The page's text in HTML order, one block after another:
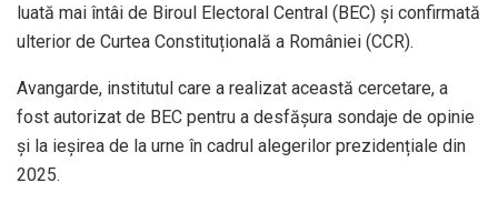
luată mai întâi de Biroul Electoral Central (BEC) și confirmată
ulterior de Curtea Constituțională a României (CCR).
Avangarde, institutul care a realizat această cercetare, a
fost autorizat de BEC pentru a desfășura sondaje de opinie
și la ieșirea de la urne în cadrul alegerilor prezidențiale din
2025.